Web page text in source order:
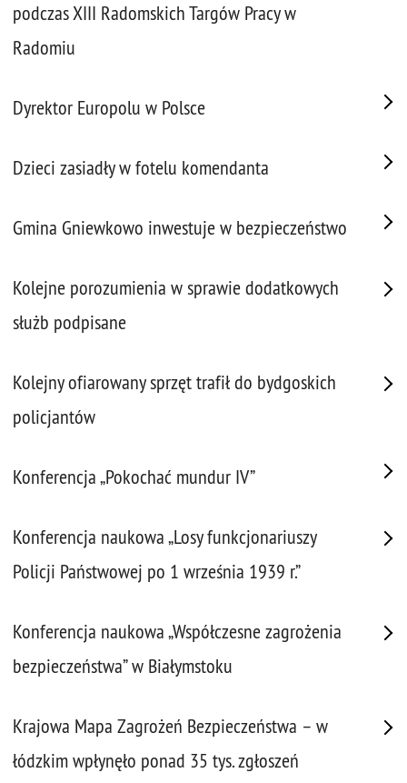
podczas XIII Radomskich Targów Pracy w
Radomiu
Dyrektor Europolu w Polsce
Dzieci zasiadły w fotelu komendanta
Gmina Gniewkowo inwestuje w bezpieczeństwo
Kolejne porozumienia w sprawie dodatkowych
służb podpisane
Kolejny ofiarowany sprzęt trafił do bydgoskich
policjantów
Konferencja „Pokochać mundur IV”
Konferencja naukowa „Losy funkcjonariuszy
Policji Państwowej po 1 września 1939 r.”
Konferencja naukowa „Współczesne zagrożenia
bezpieczeństwa” w Białymstoku
Krajowa Mapa Zagrożeń Bezpieczeństwa – w
łódzkim wpłynęło ponad 35 tys. zgłoszeń